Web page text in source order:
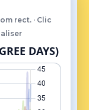
rect. · Clic
DAYS)